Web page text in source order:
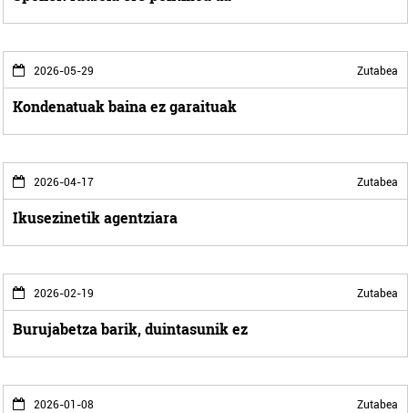
2026-05-29 Zutabea
Kondenatuak baina ez garaituak
2026-04-17 Zutabea
Ikusezinetik agentziara
2026-02-19 Zutabea
Burujabetza barik, duintasunik ez
2026-01-08 Zutabea